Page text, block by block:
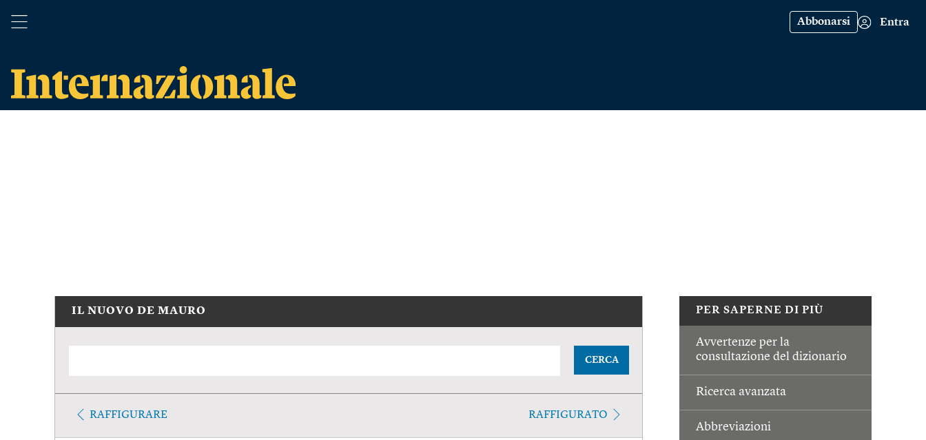
Abbonarsi Entra
PER SAPERNE DI PIÙ
Avvertenze per la
consultazione del dizionario
Ricerca avanzata
Abbreviazioni
IL NUOVO DE MAURO
CERCA
RAFFIGURARE RAFFIGURATO